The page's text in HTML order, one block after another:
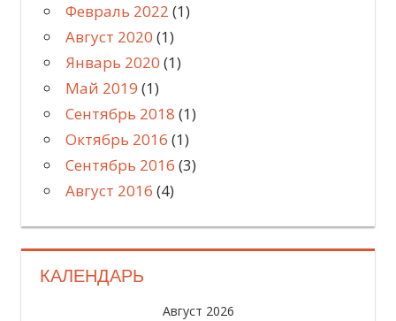
Февраль 2022 (1)
Август 2020 (1)
Январь 2020 (1)
Май 2019 (1)
Сентябрь 2018 (1)
Октябрь 2016 (1)
Сентябрь 2016 (3)
Август 2016 (4)
КАЛЕНДАРЬ
Август 2026